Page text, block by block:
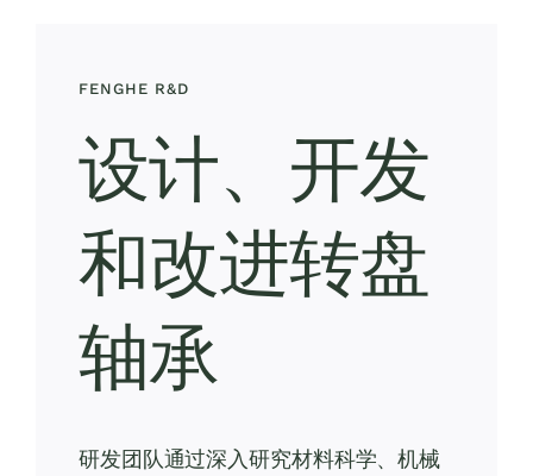
FENGHE R&D
设计、开发
和改进转盘
轴承
研发团队通过深入研究材料科学、机械